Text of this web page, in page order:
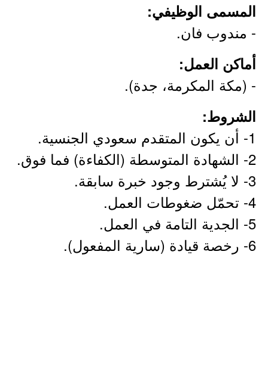
المسمى الوظيفي:
- مندوب فان.
أماكن العمل:
- (مكة المكرمة، جدة).
الشروط:
1- أن يكون المتقدم سعودي الجنسية.
2- الشهادة المتوسطة (الكفاءة) فما فوق.
3- لا يُشترط وجود خبرة سابقة.
4- تحمّل ضغوطات العمل.
5- الجدية التامة في العمل.
6- رخصة قيادة (سارية المفعول).